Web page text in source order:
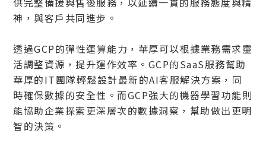
神，與客戶共同進步。
透過GCP的彈性運算能力，華厚可以根據業務需求靈
活調整資源，提升運作效率。GCP的SaaS服務幫助
華厚的IT團隊輕鬆設計最新的AI客服解決方案，同
時確保數據的安全性。而GCP強大的機器學習功能則
能協助企業探索更深層次的數據洞察，幫助做出更明
智的決策。